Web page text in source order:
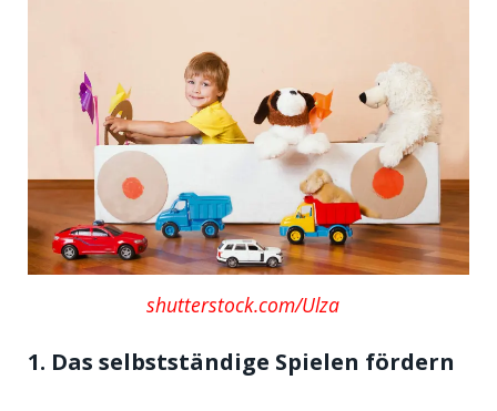
shutterstock.com/Ulza
1. Das selbstständige Spielen fördern